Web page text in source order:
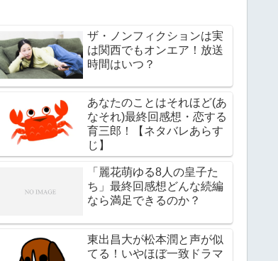
ザ・ノンフィクションは実
は関西でもオンエア！放送
時間はいつ？
あなたのことはそれほど(あ
なそれ)最終回感想・恋する
育三郎！【ネタバレあらす
じ】
「麗花萌ゆる8人の皇子た
ち」最終回感想どんな続編
なら満足できるのか？
東出昌大が松本潤と声が似
てる！いやほぼ一致ドラマ